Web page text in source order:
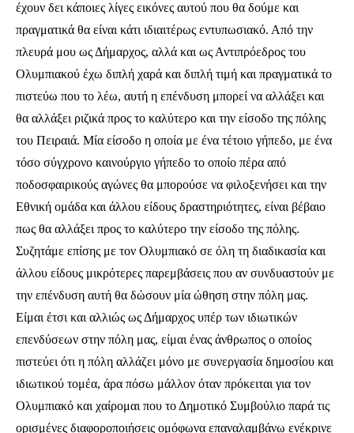
έχουν δει κάποιες λίγες εικόνες αυτού που θα δούμε και
πραγματικά θα είναι κάτι ιδιαιτέρως εντυπωσιακό. Από την
πλευρά μου ως Δήμαρχος, αλλά και ως Αντιπρόεδρος του
Ολυμπιακού έχω διπλή χαρά και διπλή τιμή και πραγματικά το
πιστεύω που το λέω, αυτή η επένδυση μπορεί να αλλάξει και
θα αλλάξει ριζικά προς το καλύτερο και την είσοδο της πόλης
του Πειραιά. Μία είσοδο η οποία με ένα τέτοιο γήπεδο, με ένα
τόσο σύγχρονο καινούργιο γήπεδο το οποίο πέρα από
ποδοσφαιρικούς αγώνες θα μπορούσε να φιλοξενήσει και την
Εθνική ομάδα και άλλου είδους δραστηριότητες, είναι βέβαιο
πως θα αλλάξει προς το καλύτερο την είσοδο της πόλης.
Συζητάμε επίσης με τον Ολυμπιακό σε όλη τη διαδικασία και
άλλου είδους μικρότερες παρεμβάσεις που αν συνδυαστούν με
την επένδυση αυτή θα δώσουν μία ώθηση στην πόλη μας.
Είμαι έτσι και αλλιώς ως Δήμαρχος υπέρ των ιδιωτικών
επενδύσεων στην πόλη μας, είμαι ένας άνθρωπος ο οποίος
πιστεύει ότι η πόλη αλλάζει μόνο με συνεργασία δημοσίου και
ιδιωτικού τομέα, άρα πόσω μάλλον όταν πρόκειται για τον
Ολυμπιακό και χαίρομαι που το Δημοτικό Συμβούλιο παρά τις
ορισμένες διαφοροποιήσεις ομόφωνα επαναλαμβάνω ενέκρινε